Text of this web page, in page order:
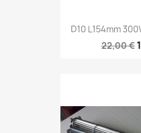
D10 L154mm
22,00 €